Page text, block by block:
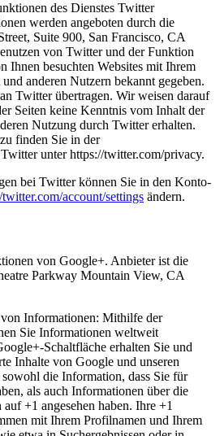
des Dienstes Twitter
werden angeboten durch die
Suite 900, San Francisco, CA
von Twitter und der Funktion
Ihnen besuchten Websites mit Ihrem
anderen Nutzern bekannt gegeben.
Twitter übertragen. Wir weisen darauf
Seiten keine Kenntnis vom Inhalt der
Nutzung durch Twitter erhalten.
finden Sie in der
unter https://twitter.com/privacy.
bei Twitter können Sie in den Konto-
account/settings ändern.
von Google+. Anbieter ist die
Parkway Mountain View, CA
Informationen: Mithilfe der
Sie Informationen weltweit
Schaltfläche erhalten Sie und
Inhalte von Google und unseren
die Information, dass Sie für
als auch Informationen über die
+1 angesehen haben. Ihre +1
mit Ihrem Profilnamen und Ihrem